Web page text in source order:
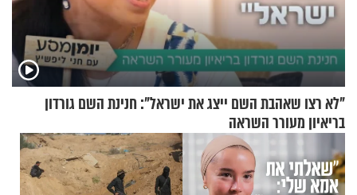
"לא רצו שאהבת השם ייצג את ישראל": חנינת השם גורדון
בריאיון מעורר השראה